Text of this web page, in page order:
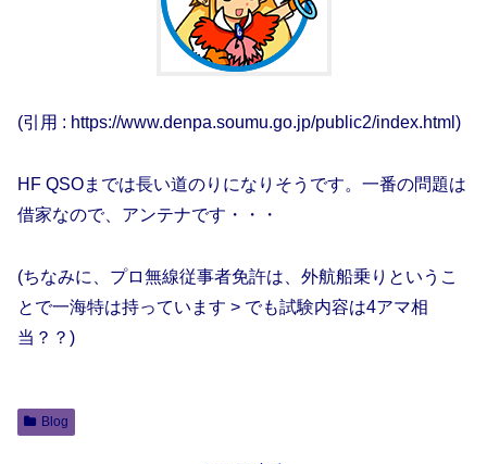
(引用 : https://www.denpa.soumu.go.jp/public2/index.html)
HF QSOまでは長い道のりになりそうです。一番の問題は
借家なので、アンテナです・・・
(ちなみに、プロ無線従事者免許は、外航船乗りというこ
とで一海特は持っています > でも試験内容は4アマ相
当？？)
Blog